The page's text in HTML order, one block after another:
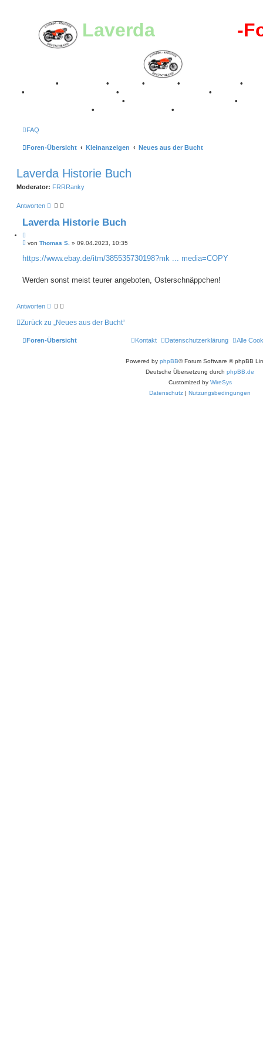
Laverda-Register -
• • • • •
•
•
•
•
•
• •
FAQ
Foren-Übersicht Kleinanzeigen Neues aus der Bucht
Laverda Historie Buch
Moderator: FRRRanky
Antworten
Laverda Historie Buch
i
r
e
B
i
a
g
von Thomas S. » 09.04.2023, 10:35
https://www.ebay.de/itm/385535730198?mk ... media=COPY
Werden sonst meist teurer angeboten, Osterschnäppchen!
Antworten
Zurück zu „Neues aus der Bucht“
Foren-Übersicht Alle
Datenschutzerklärung
Kontakt
Powered by phpBB® Forum Software © phpBB
Deutsche Übersetzung durch phpBB.de
Customized by WireSys
Datenschutz | Nutzungsbedingungen